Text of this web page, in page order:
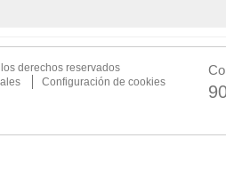
los derechos reservados
Configuración de cookies